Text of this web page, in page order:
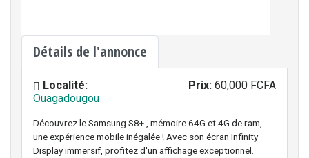
Détails de l'annonce
Localité:
Ouagadougou
Prix: 60,000 FCFA
Découvrez le Samsung S8+ , mémoire 64G et 4G de ram,
une expérience mobile inégalée ! Avec son écran Infinity
Display immersif, profitez d'un affichage exceptionnel.